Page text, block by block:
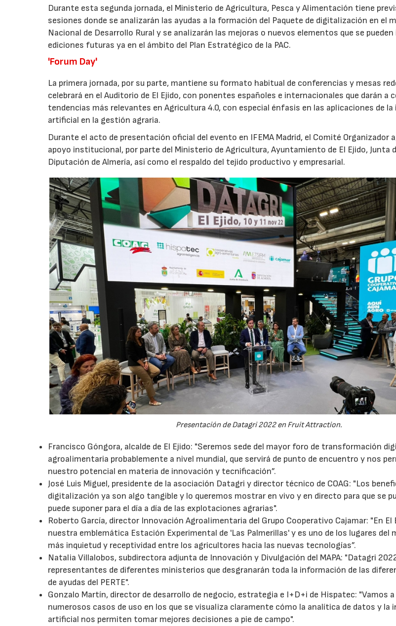
Durante esta segunda jornada, el Ministerio de Agricultura, Pesca y Alimentación tiene
sesiones donde se analizarán las ayudas a la formación del Paquete de digitalización en el
Nacional de Desarrollo Rural y se analizarán las mejoras o nuevos elementos que se
ediciones futuras ya en el ámbito del Plan Estratégico de la PAC.
'Forum Day'
La primera jornada, por su parte, mantiene su formato habitual de conferencias y mesas
celebrará en el Auditorio de El Ejido, con ponentes españoles e internacionales que darán a
tendencias más relevantes en Agricultura 4.0, con especial énfasis en las aplicaciones de
artificial en la gestión agraria.
Durante el acto de presentación oficial del evento en IFEMA Madrid, el Comité Organizador
apoyo institucional, por parte del Ministerio de Agricultura, Ayuntamiento de El Ejido, Junta
Diputación de Almería, así como el respaldo del tejido productivo y empresarial.
Presentación de Datagri 2022 en Fruit Attraction.
Francisco Góngora, alcalde de El Ejido: "Seremos sede del mayor foro de transformación
agroalimentaria probablemente a nivel mundial, que servirá de punto de encuentro y nos
nuestro potencial en materia de innovación y tecnificación”.
José Luis Miguel, presidente de la asociación Datagri y director técnico de COAG: "Los
digitalización ya son algo tangible y lo queremos mostrar en vivo y en directo para que se
puede suponer para el día a día de las explotaciones agrarias".
Roberto García, director Innovación Agroalimentaria del Grupo Cooperativo Cajamar: "En El
nuestra emblemática Estación Experimental de 'Las Palmerillas' y es uno de los lugares del
más inquietud y receptividad entre los agricultores hacia las nuevas tecnologías”.
Natalia Villalobos, subdirectora adjunta de Innovación y Divulgación del MAPA: "Datagri
representantes de diferentes ministerios que desgranarán toda la información de las
de ayudas del PERTE".
Gonzalo Martín, director de desarrollo de negocio, estrategia e I+D+i de Hispatec: "Vamos
numerosos casos de uso en los que se visualiza claramente cómo la analítica de datos y la
artificial nos permiten tomar mejores decisiones a pie de campo".
23/07/2026